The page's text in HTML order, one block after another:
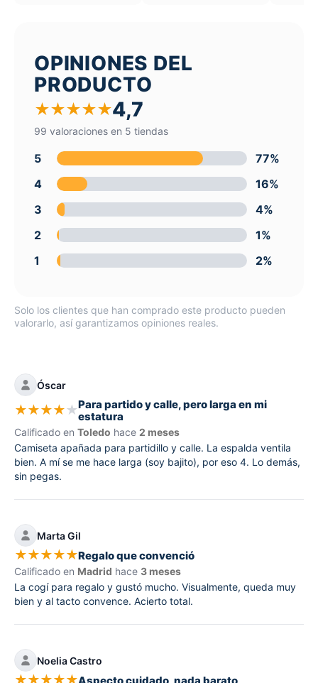
OPINIONES DEL
PRODUCTO
★★★★★4,7
99 valoraciones en 5 tiendas
5
77%
4
16%
3
4%
2
1%
1
2%
Solo los clientes que han comprado este producto pueden
valorarlo, así garantizamos opiniones reales.
Óscar
★★★★★Para partido y calle, pero larga en mi
estatura
Calificado en Toledo hace 2 meses
Camiseta apañada para partidillo y calle. La espalda ventila
bien. A mí se me hace larga (soy bajito), por eso 4. Lo demás,
sin pegas.
Marta Gil
★★★★★Regalo que convenció
Calificado en Madrid hace 3 meses
La cogí para regalo y gustó mucho. Visualmente, queda muy
bien y al tacto convence. Acierto total.
Noelia Castro
★★★★★Aspecto cuidado, nada barato